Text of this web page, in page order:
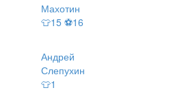
Махотин
👕15 ⚽16
Андрей
Слепухин
👕1